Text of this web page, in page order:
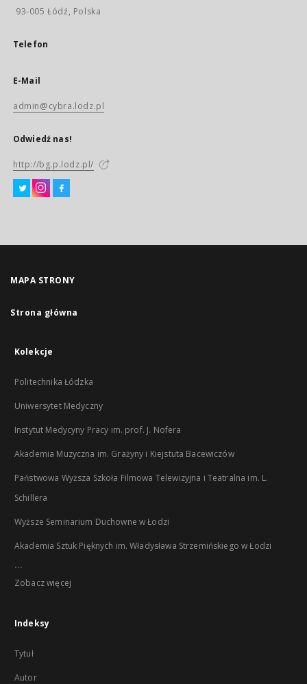
93-005 Łódź, Polska
Telefon
E-Mail
admin@cybra.lodz.pl
Odwiedź nas!
http://bg.p.lodz.pl/
MAPA STRONY
Strona główna
Kolekcje
Politechnika Łódzka
Uniwersytet Medyczny
Instytut Medycyny Pracy im. prof. J. Nofera
Akademia Muzyczna im. Grażyny i Kiejstuta Bacewiczów
Państwowa Wyższa Szkoła Filmowa Telewizyjna i Teatralna im. L.
Schillera
Wyższe Seminarium Duchowne w Łodzi
Akademia Sztuk Pięknych im. Władysława Strzemińskiego w Łodzi
...
Zobacz więcej
Indeksy
Tytuł
Autor